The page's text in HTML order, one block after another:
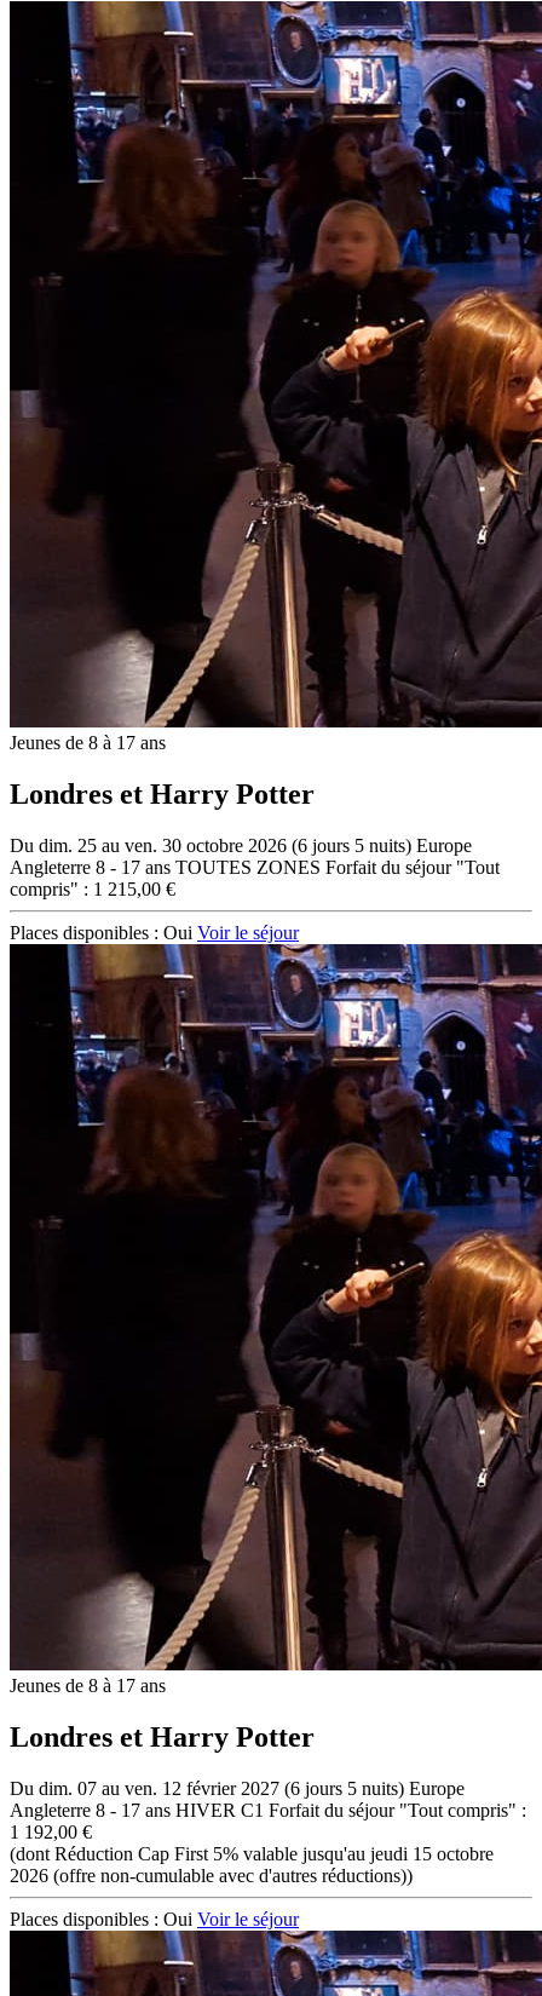
Jeunes de 8 à 17 ans
Londres et Harry Potter
Du dim. 25 au ven. 30 octobre 2026 (6 jours 5 nuits) Europe
Angleterre 8 - 17 ans TOUTES ZONES Forfait du séjour "Tout
compris" : 1 215,00 €
Places disponibles : Oui Voir le séjour
Jeunes de 8 à 17 ans
Londres et Harry Potter
Du dim. 07 au ven. 12 février 2027 (6 jours 5 nuits) Europe
Angleterre 8 - 17 ans HIVER C1 Forfait du séjour "Tout compris" :
1 192,00 €
(dont Réduction Cap First 5% valable jusqu'au jeudi 15 octobre
2026 (offre non-cumulable avec d'autres réductions))
Places disponibles : Oui Voir le séjour